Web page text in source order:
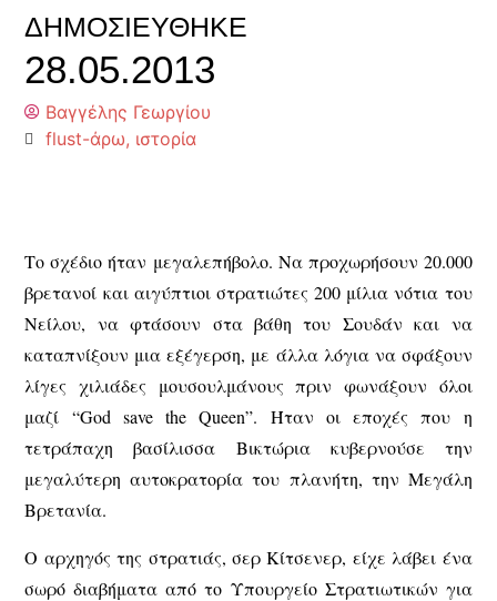
ΔΗΜΟΣΙΕΎΘΗΚΕ
28.05.2013
Βαγγέλης Γεωργίου
flust-άρω, ιστορία
Το σχέδιο ήταν μεγαλεπήβολο. Να προχωρήσουν 20.000
βρετανοί και αιγύπτιοι στρατιώτες 200 μίλια νότια του
Νείλου, να φτάσουν στα βάθη του Σουδάν και να
καταπνίξουν μια εξέγερση, με άλλα λόγια να σφάξουν
λίγες χιλιάδες μουσουλμάνους πριν φωνάξουν όλοι
μαζί “God save the Queen”. Ήταν οι εποχές που η
τετράπαχη βασίλισσα Βικτώρια κυβερνούσε την
μεγαλύτερη αυτοκρατορία του πλανήτη, την Μεγάλη
Βρετανία.
Ο αρχηγός της στρατιάς, σερ Κίτσενερ, είχε λάβει ένα
σωρό διαβήματα από το Υπουργείο Στρατιωτικών για